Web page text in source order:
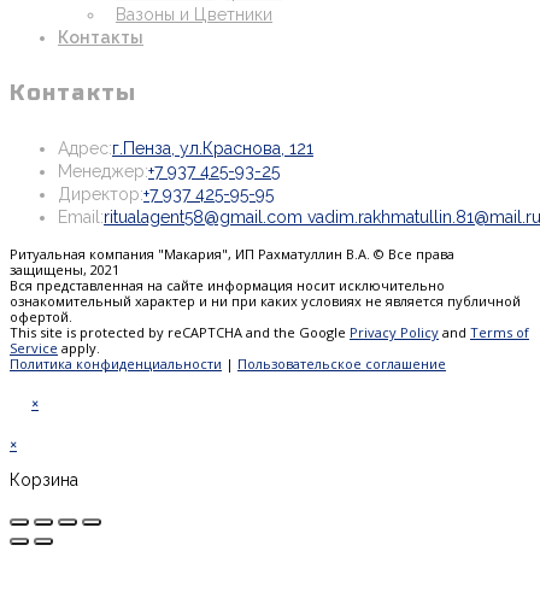
Вазоны и Цветники
Контакты
Контакты
Адрес:г.Пенза, ул.Краснова, 121
вкладке
Менеджер:+7 937 425-93-25Откроется
вашем
Директор:+7 937 425-95-95Откроется
в
приложении
Email:ritualagent58@gmail.com vadim.rakhmatullin.81@mail.ru
Ритуальная компания "Макария", ИП Рахматуллин В.А. © Все права
защищены, 2021
Вся представленная на сайте информация носит исключительно
ознакомительный характер и ни при каких условиях не является публичной
офертой.
This site is protected by reCAPTCHA and the Google Privacy Policy and Terms of
Service apply.
Политика конфиденциальности | Пользовательское соглашение
×
×
Корзина